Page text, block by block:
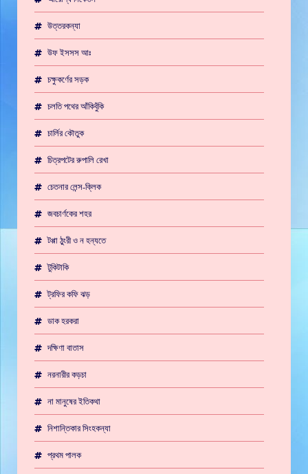
উত্তরকন্যা
উফ ইসসস আঃ
চক্ষুকর্ণের সড়ক
চলতি পথের আঁকিবুঁকি
চার্লির কৌতুক
চিত্রপটের রুপালি রেখা
চেতনার লেন্স-ক্লিক
জবচার্ণকের শহর
টপ্পা ঠুংরী ও ন হন্যতে
টুকিটাকি
ট্রফির কফি ঝড়
ডাক হরকরা
দক্ষিণা বাতাস
নরনারীর কড়চা
না মানুষের ইতিকথা
নিশান্তিকার সিংহকন্যা
প্রথম পালক